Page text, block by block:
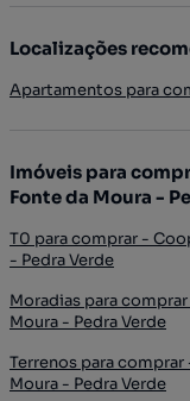
Localizações
Apartamentos para
Imóveis para
Fonte da Moura -
T0 para comprar -
- Pedra Verde
Moradias para
Moura - Pedra Verde
Terrenos para
Moura - Pedra Verde